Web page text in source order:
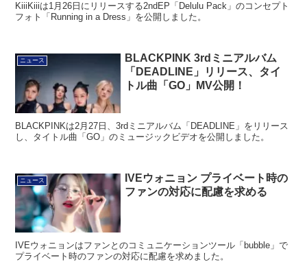
KiiiKiiiは1月26日にリリースする2ndEP「Delulu Pack」のコンセプト
フォト「Running in a Dress」を公開しました。
ニュース
BLACKPINK 3rdミニアルバム
「DEADLINE」リリース、タイ
トル曲「GO」MV公開！
BLACKPINKは2月27日、3rdミニアルバム「DEADLINE」をリリース
し、タイトル曲「GO」のミュージックビデオを公開しました。
ニュース
IVEウォニョン プライベート時の
ファンの対応に配慮を求める
IVEウォニョンはファンとのコミュニケーションツール「bubble」で
プライベート時のファンの対応に配慮を求めました。